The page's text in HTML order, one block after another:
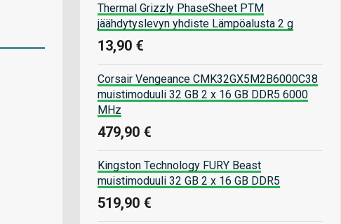
Thermal Grizzly PhaseSheet PTM
jäähdytyslevyn yhdiste Lämpöalusta 2 g
13,90 €
Corsair Vengeance CMK32GX5M2B6000C38
muistimoduuli 32 GB 2 x 16 GB DDR5 6000
MHz
479,90 €
Kingston Technology FURY Beast
muistimoduuli 32 GB 2 x 16 GB DDR5
519,90 €